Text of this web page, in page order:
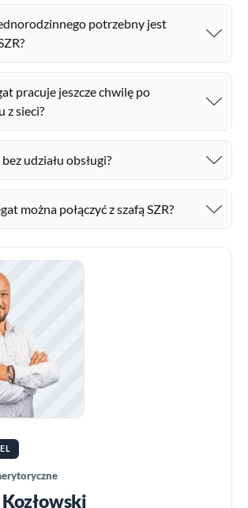
potrzebny jest
pracuje jeszcze chwilę po
z sieci?
udziału obsługi?
można połączyć z szafą SZR?